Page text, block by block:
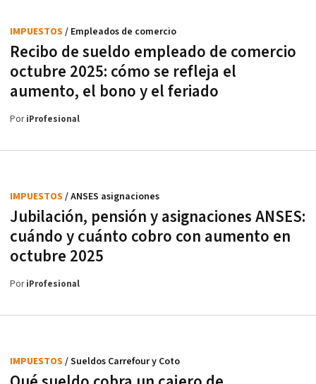
Recibo de sueldo empleado de comercio
octubre 2025: cómo se refleja el
aumento, el bono y el feriado
IMPUESTOS / Empleados de comercio
PoriProfesional
Jubilación, pensión y asignaciones ANSES:
cuándo y cuánto cobro con aumento en
octubre 2025
IMPUESTOS / ANSES asignaciones
PoriProfesional
IMPUESTOS / Sueldos Carrefour y Coto